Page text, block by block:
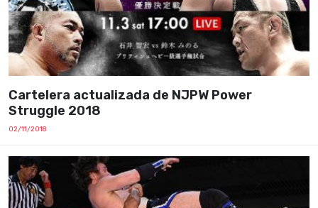
Cartelera actualizada de NJPW Power
Struggle 2018
02/11/2018